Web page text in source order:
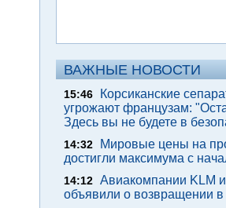
ВАЖНЫЕ НОВОСТИ
15:46
Корсиканские
угрожают французам:
Здесь вы не будете в
14:32
Мировые цены на
достигли максимума с
14:12 Авиакомпании KLM
объявили о возвращении